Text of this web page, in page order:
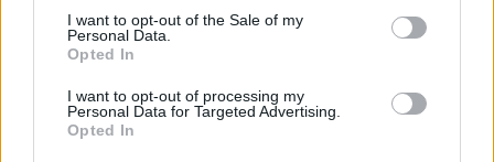
consent section.
I want to opt-out of the Sale of my
Personal Data.
Opted In
I want to opt-out of processing my
Personal Data for Targeted Advertising.
Opted In
Leadfoot
14 éve
@saks: Igen, ott, a többi jelölttel együtt. Legalábbis
én a magyar PB hasonló választásán épkézláb nőt